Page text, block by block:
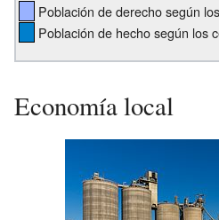
Población de derecho según
Población de hecho según los
Economía local